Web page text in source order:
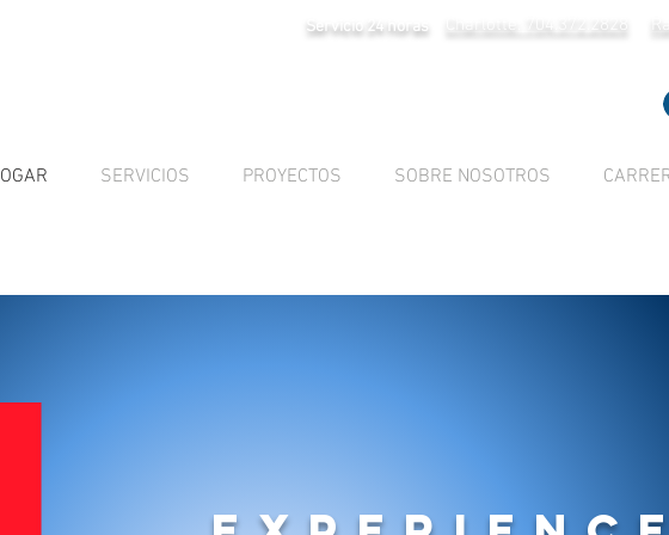
Servicio 24 horas Charlotte: 704.372.2828
SERVICIOS PROYECTOS SOBRE NOSOTROS